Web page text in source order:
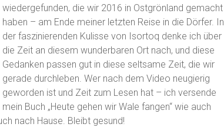
wiedergefunden, die wir 2016 in Ostgrönland gemacht
haben – am Ende meiner letzten Reise in die Dörfer. In
der faszinierenden Kulisse von Isortoq denke ich über
die Zeit an diesem wunderbaren Ort nach, und diese
Gedanken passen gut in diese seltsame Zeit, die wir
gerade durchleben. Wer nach dem Video neugierig
geworden ist und Zeit zum Lesen hat – ich versende
mein Buch „Heute gehen wir Wale fangen“ wie auch
nach Hause. Bleibt gesund!